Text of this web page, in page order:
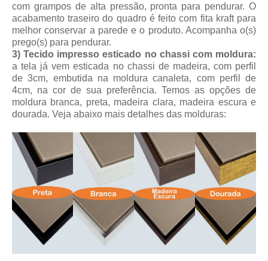
com grampos de alta pressão, pronta para pendurar. O
acabamento traseiro do quadro é feito com fita kraft para
melhor conservar a parede e o produto. Acompanha o(s)
prego(s) para pendurar.
3) Tecido impresso esticado no chassi com moldura:
a tela já vem esticada no chassi de madeira, com perfil
de 3cm, embutida na moldura canaleta, com perfil de
4cm, na cor de sua preferência. Temos as opções de
moldura branca, preta, madeira clara, madeira escura e
dourada. Veja abaixo mais detalhes das molduras: